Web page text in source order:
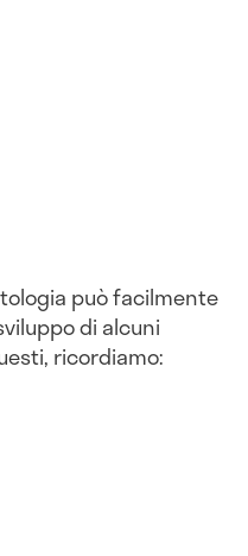
può facilmente
di alcuni
ricordiamo: